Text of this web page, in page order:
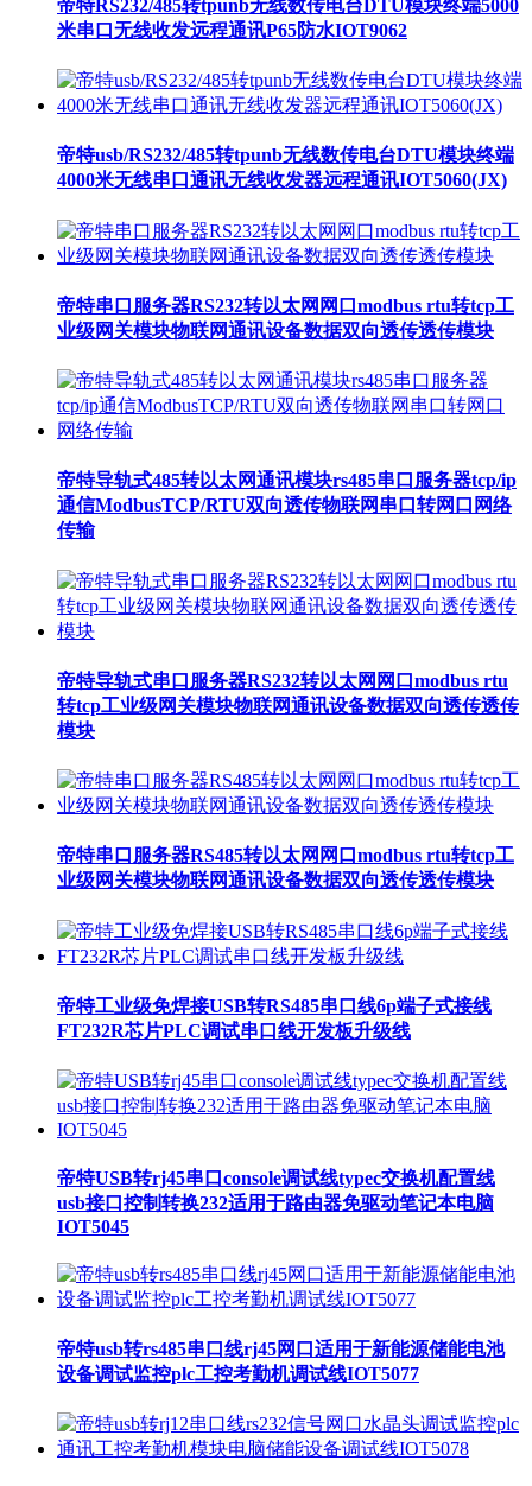
帝特RS232/485转tpunb无线数传电台DTU模块终端5000
米串口无线收发远程通讯P65防水IOT9062
帝特usb/RS232/485转tpunb无线数传电台DTU模块终端
4000米无线串口通讯无线收发器远程通讯IOT5060(JX)
帝特串口服务器RS232转以太网网口modbus rtu转tcp工
业级网关模块物联网通讯设备数据双向透传透传模块
帝特导轨式485转以太网通讯模块rs485串口服务器tcp/ip
通信ModbusTCP/RTU双向透传物联网串口转网口网络
传输
帝特导轨式串口服务器RS232转以太网网口modbus rtu
转tcp工业级网关模块物联网通讯设备数据双向透传透传
模块
帝特串口服务器RS485转以太网网口modbus rtu转tcp工
业级网关模块物联网通讯设备数据双向透传透传模块
帝特工业级免焊接USB转RS485串口线6p端子式接线
FT232R芯片PLC调试串口线开发板升级线
帝特USB转rj45串口console调试线typec交换机配置线
usb接口控制转换232适用于路由器免驱动笔记本电脑
IOT5045
帝特usb转rs485串口线rj45网口适用于新能源储能电池
设备调试监控plc工控考勤机调试线IOT5077